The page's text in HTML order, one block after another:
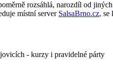
rozsáhlá, narozdíl od
místní server SalsaBrno.cz, se
- kurzy i pravidelné párty